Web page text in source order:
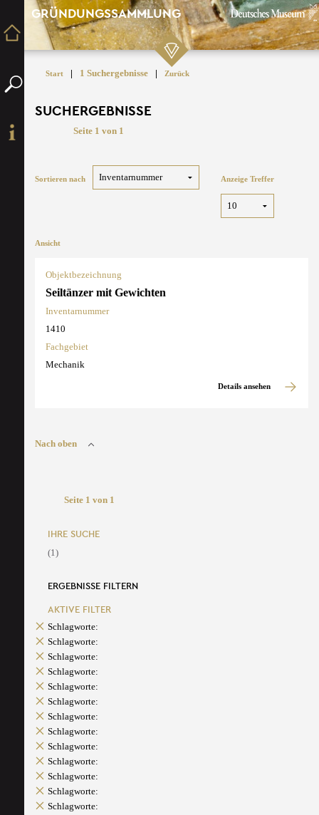
GRÜNDUNGSSAMMLUNG
Start | 1 Suchergebnisse | Zurück
SUCHERGEBNISSE
Seite 1 von 1
Sortieren nach Anzeige Treffer
Ansicht
Objektbezeichnung
Seiltänzer mit Gewichten
Inventarnummer
1410
Fachgebiet
Mechanik
Details ansehen
Nach oben
Seite 1 von 1
IHRE SUCHE
(1)
ERGEBNISSE FILTERN
AKTIVE FILTER
Schlagworte:
Schlagworte:
Schlagworte:
Schlagworte:
Schlagworte:
Schlagworte:
Schlagworte:
Schlagworte:
Schlagworte:
Schlagworte:
Schlagworte:
Schlagworte:
Schlagworte: